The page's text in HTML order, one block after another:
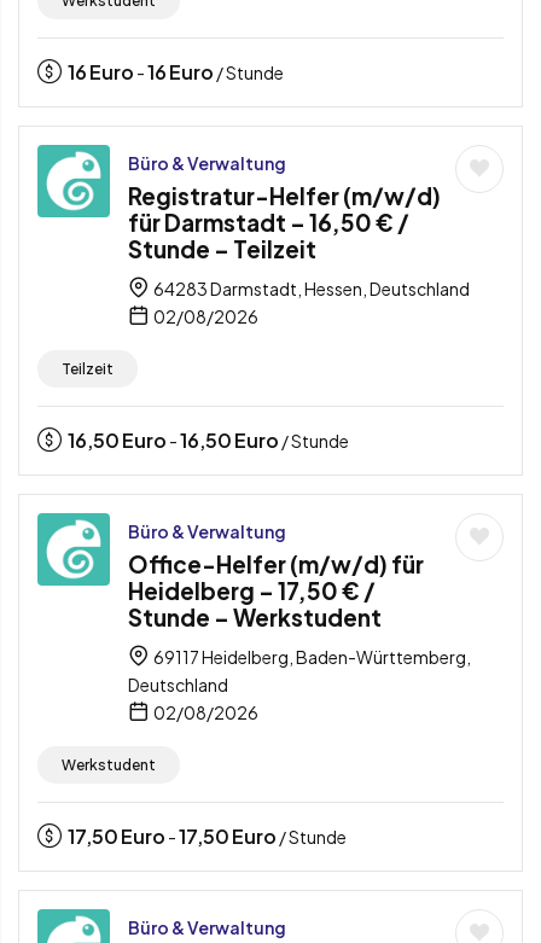
16Euro -16Euro / Stunde
Büro & Verwaltung
Registratur-Helfer (m/w/d)
für Darmstadt – 16,50 € /
Stunde – Teilzeit
64283 Darmstadt, Hessen, Deutschland
02/08/2026
Teilzeit
16,50Euro -16,50Euro / Stunde
Büro & Verwaltung
Office-Helfer (m/w/d) für
Heidelberg – 17,50 € /
Stunde – Werkstudent
69117 Heidelberg, Baden-Württemberg,
Deutschland
02/08/2026
Werkstudent
17,50Euro -17,50Euro / Stunde
Büro & Verwaltung